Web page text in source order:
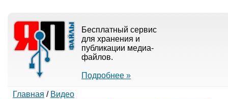
Бесплатный сервис
для хранения и
публикации медиа-
файлов.
Подробнее »
Главная / Видео